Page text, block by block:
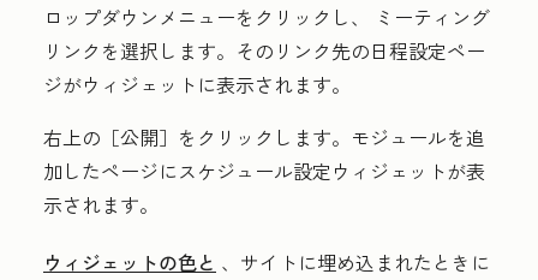
ロップダウンメニューをクリックし、
ミーティング
リンク を選択します。そのリンク先の日程設定ペー
ジがウィジェットに表示されます。
右上の ［公開］ をクリックします。モジュールを追
加したページにスケジュール設定ウィジェットが表
示されます。
ウィジェットの色と 、サイトに埋め込まれたときに